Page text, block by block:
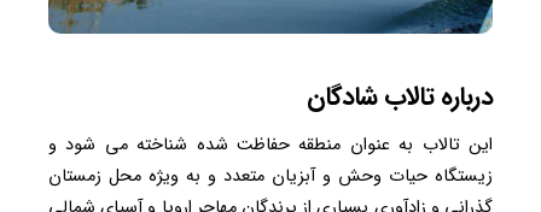
درباره تالاب شادگان
این تالاب به عنوان منطقه حفاظت شده شناخته می شود و
زیستگاه حیات وحش و آبزیان متعدد و به ویژه محل زمستان